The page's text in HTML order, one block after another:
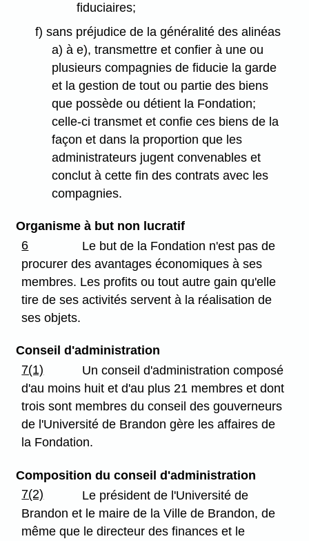
fiduciaires;
f) sans préjudice de la généralité des alinéas
a) à e), transmettre et confier à une ou
plusieurs compagnies de fiducie la garde
et la gestion de tout ou partie des biens
que possède ou détient la Fondation;
celle-ci transmet et confie ces biens de la
façon et dans la proportion que les
administrateurs jugent convenables et
conclut à cette fin des contrats avec les
compagnies.
Organisme à but non lucratif
6
Le but de la Fondation n'est pas de
procurer des avantages économiques à ses
membres. Les profits ou tout autre gain qu'elle
tire de ses activités servent à la réalisation de
ses objets.
Conseil d'administration
7(1)
Un conseil d'administration composé
d'au moins huit et d'au plus 21 membres et dont
trois sont membres du conseil des gouverneurs
de l'Université de Brandon gère les affaires de
la Fondation.
Composition du conseil d'administration
7(2)
Le président de l'Université de
Brandon et le maire de la Ville de Brandon, de
même que le directeur des finances et le